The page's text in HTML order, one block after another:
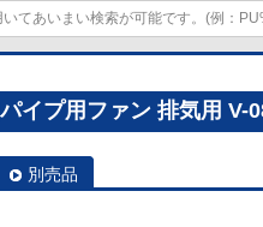
イプ用ファン 排気用 V-
別売品